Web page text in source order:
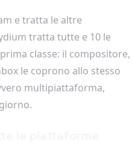
e tratta le altre
tratta tutte e 10 le
classe: il compositore,
le coprono allo stesso
multipiattaforma,